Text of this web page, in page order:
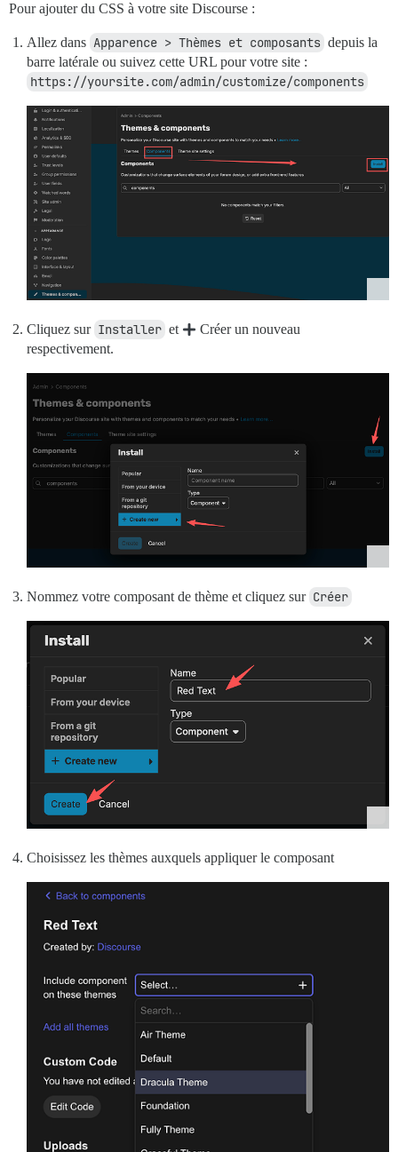
Pour ajouter du CSS à votre site Discourse :
Allez dans Apparence > Thèmes et composants depuis la
barre latérale ou suivez cette URL pour votre site :
https://yoursite.com/admin/customize/components
Cliquez sur Installer et
Créer un nouveau
respectivement.
Nommez votre composant de thème et cliquez sur Créer
Choisissez les thèmes auxquels appliquer le composant